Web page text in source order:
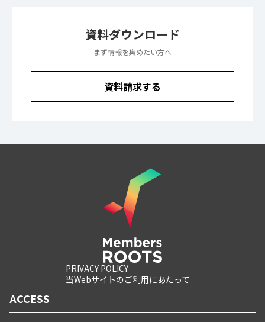
資料ダウンロード
まず情報を集めたい方へ
資料請求する
PRIVACY POLICY
当Webサイトのご利用にあたって
ACCESS